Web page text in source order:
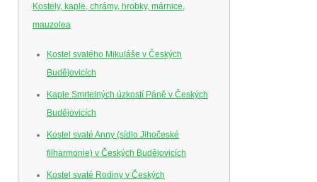
Kostely, kaple, chrámy, hrobky, márnice,
mauzolea
Kostel svatého Mikuláše v Českých
Budějovicích
Kaple Smrtelných úzkostí Páně v Českých
Budějovicích
Kostel svaté Anny (sídlo Jihočeské
filharmonie) v Českých Budějovicích
Kostel svaté Rodiny v Českých